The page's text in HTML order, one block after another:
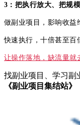
3：把执行放大、把规
做副业项目，影响收益
快速执行，十倍甚至百
让操作落地，缺流量就
找副业项目、学习副
《副业项目集结站》